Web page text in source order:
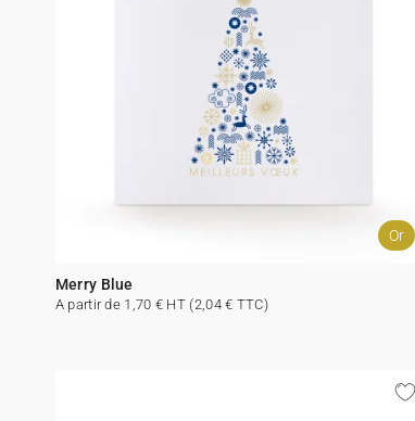
Or
Merry Blue
A partir de 1,70 € HT (2,04 € TTC)